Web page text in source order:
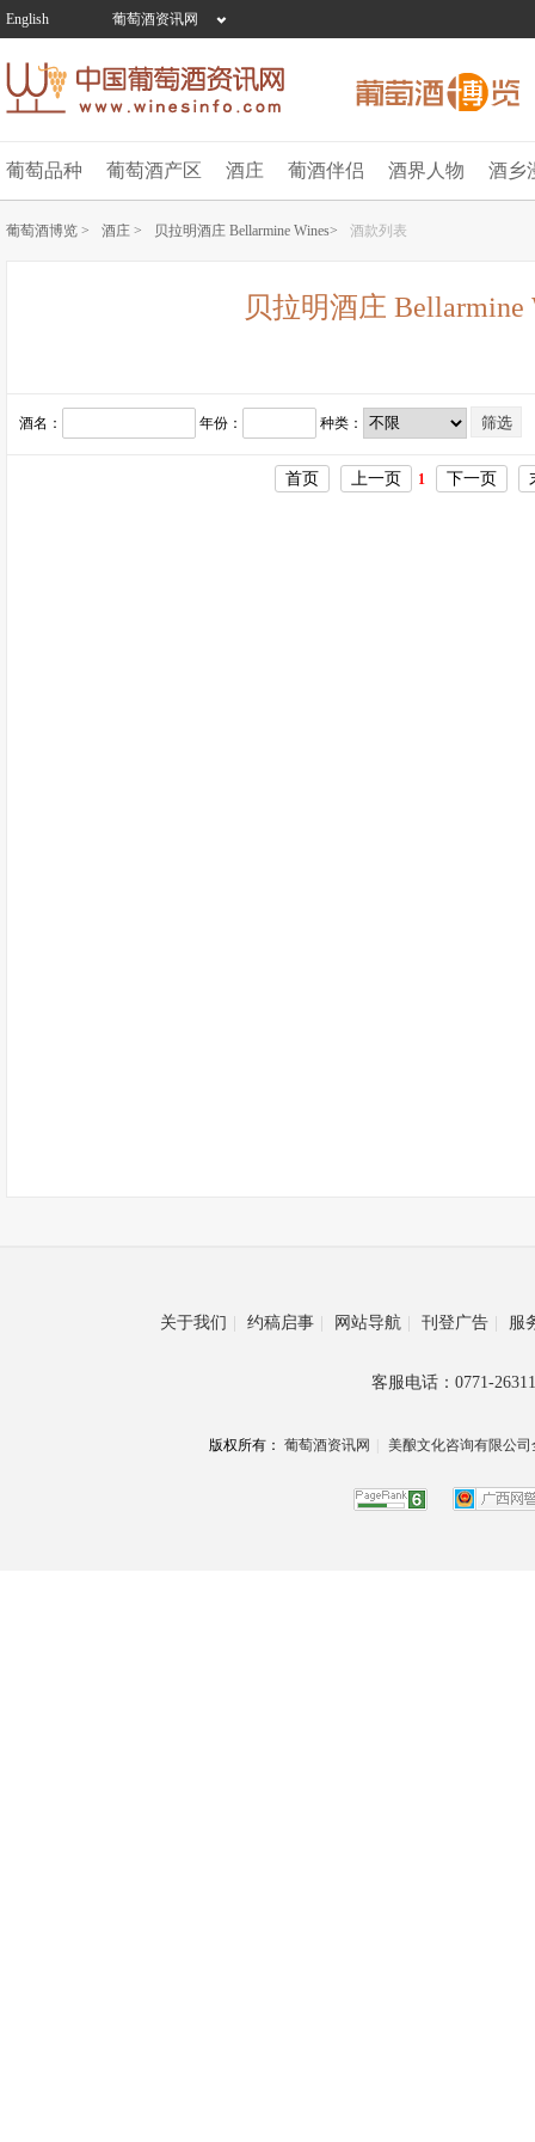
English 葡萄酒资讯网
葡萄品种 葡萄酒产区 酒庄 葡酒伴侣 酒界人物 酒乡
葡萄酒博览 > 酒庄 > 贝拉明酒庄 Bellarmine Wines> 酒款列表
贝拉明酒庄 Bellarmine
酒名： 年份： 种类：
首页 上一页 1 下一页
关于我们 约稿启事 网站导航 刊登广告 服
客服电话：0771-
版权所有： 葡萄酒资讯网 美酿文化咨询有限公司